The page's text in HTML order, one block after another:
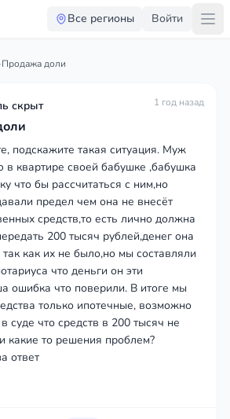
Все регионы Войти
·Продажа доли
скрыт 1 год назад
подскажите такая ситуация. Муж
в квартире своей бабушке ,бабушка
что бы рассчитаться с ним,но
предел чем она не внесёт
средств,то есть лично должна
200 тысяч рублей,денег она
как их не было,но мы составляли
что деньги он эти
ошибка что поверили. В итоге мы
только ипотечные, возможно
суде что средств в 200 тысяч не
какие то решения проблем?
ответ